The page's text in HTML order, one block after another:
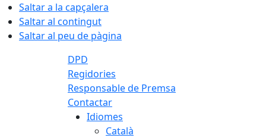
Saltar a la capçalera
Saltar al contingut
Saltar al peu de pàgina
DPD
Regidories
Responsable de Premsa
Contactar
Idiomes
Català